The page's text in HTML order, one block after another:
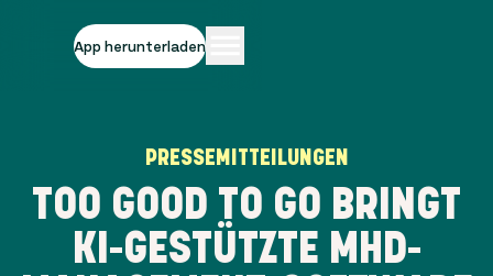
App herunterladen
PRESSEMITTEILUNGEN
TOO GOOD TO GO BRINGT
KI-GESTÜTZTE MHD-